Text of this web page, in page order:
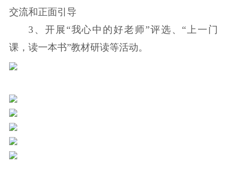
交流和正面引导
3、开展“我心中的好老师”评选、“上一门
课，读一本书”教材研读等活动。